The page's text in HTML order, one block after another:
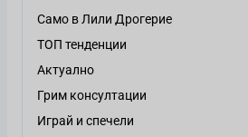
Само в Лили Дрогерие
ТОП тенденции
Актуално
Грим консултации
Играй и спечели